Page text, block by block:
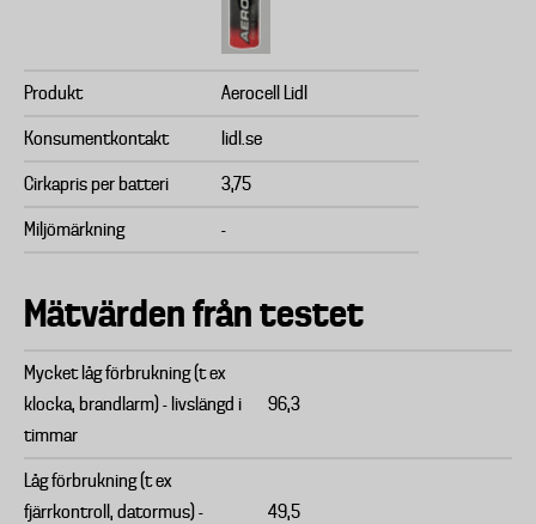
Produkt Aerocell Lidl
Konsumentkontakt lidl.se
Cirkapris per batteri 3,75
Miljömärkning -
Mätvärden från testet
Mycket låg förbrukning (t ex
klocka, brandlarm) - livslängd i
timmar
96,3
Låg förbrukning (t ex
fjärrkontroll, datormus) -
49,5